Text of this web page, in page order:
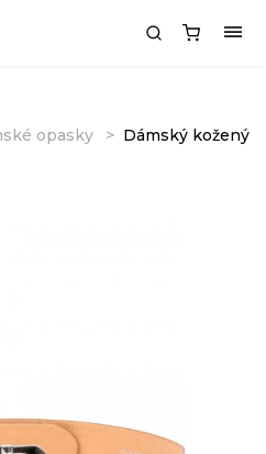
opasky
Dámský kožený